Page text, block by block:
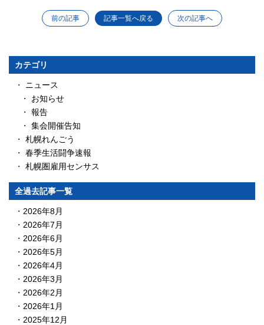
前の記事 記事一覧へ戻る 次の記事へ
カテゴリ
ニュース
お知らせ
報告
集会開催告知
札幌れんごう
春季生活闘争速報
札幌圏雇用センサス
全過去記事一覧
2026年8月
2026年7月
2026年6月
2026年5月
2026年4月
2026年3月
2026年2月
2026年1月
2025年12月